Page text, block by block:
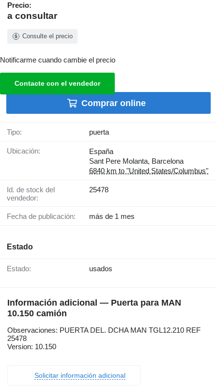
Precio:
a consultar
Consulte el precio
Notificarme cuando cambie el precio
Contacte con el vendedor
Comprar online
Tipo: puerta
Ubicación:
España
Sant Pere Molanta, Barcelona
6840 km to "United States/Columbus"
Id. de stock del
vendedor:
25478
Fecha de publicación: más de 1 mes
Estado
Estado: usados
Información adicional — Puerta para MAN
10.150 camión
Observaciones: PUERTA DEL. DCHA MAN TGL12.210 REF
25478
Version: 10.150
Solicitar información adicional